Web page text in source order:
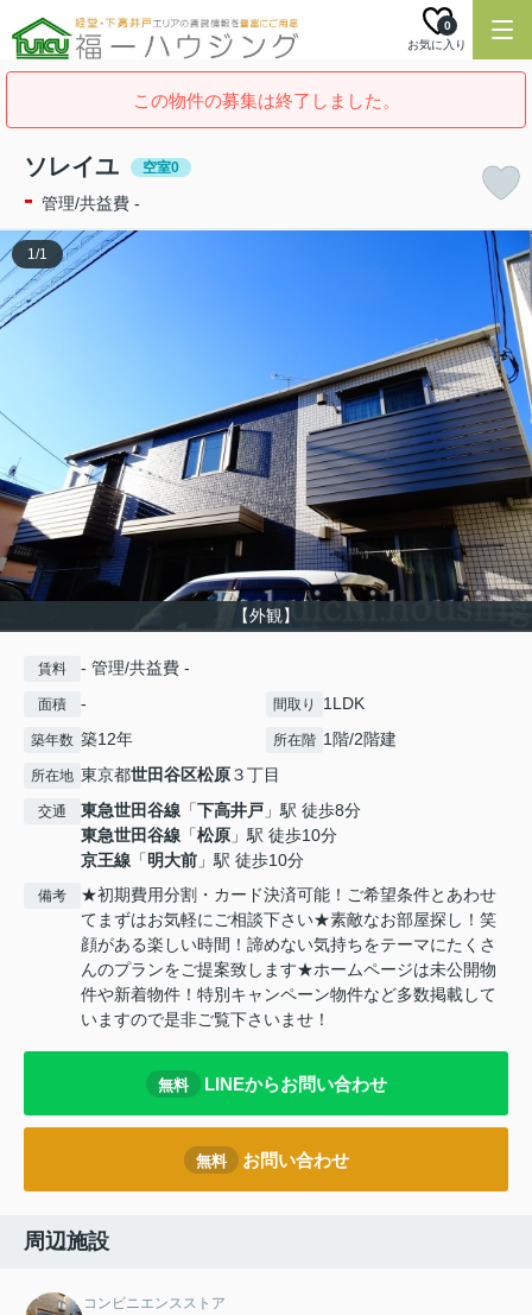
お気に入り
0
この物件の募集は終了しました。
ソレイユ 空室0
- 管理/共益費 -
【外観】
1/1
賃料 - 管理/共益費 -
面積 - 間取り 1LDK
築年数 築12年 所在階 1階/2階建
所在地 東京都世田谷区松原３丁目
交通 東急世田谷線 「下高井戸 」駅 徒歩8分
東急世田谷線 「松原 」駅 徒歩10分
京王線 「明大前 」駅 徒歩10分
備考
★初期費用分割・カード決済可能！ご希望条件とあわせ
てまずはお気軽にご相談下さい★素敵なお部屋探し！笑
顔がある楽しい時間！諦めない気持ちをテーマにたくさ
んのプランをご提案致します★ホームページは未公開物
件や新着物件！特別キャンペーン物件など多数掲載して
いますので是非ご覧下さいませ！
無料 LINEからお問い合わせ
無料 お問い合わせ
周辺施設
コンビニエンスストア